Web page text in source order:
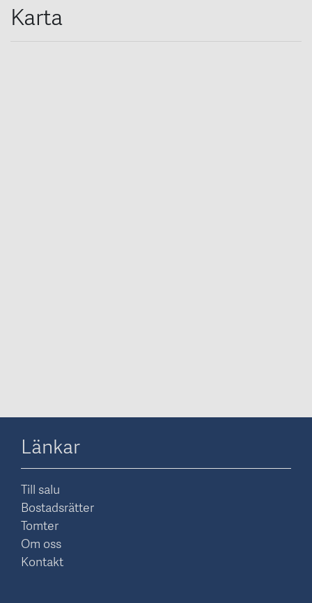
Karta
Länkar
Till salu
Bostadsrätter
Tomter
Om oss
Kontakt